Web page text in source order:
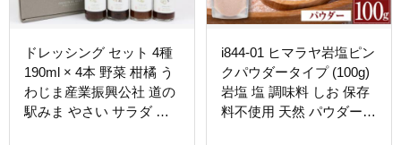
ドレッシング セット 4種
190ml × 4本 野菜 柑橘 う
わじま産業振興公社 道の
駅みま やさい サラダ た
i844-01 ヒマラヤ岩塩ピン
クパウダータイプ (100g)
岩塩 塩 調味料 しお 保存
料不使用 天然 パウダータ